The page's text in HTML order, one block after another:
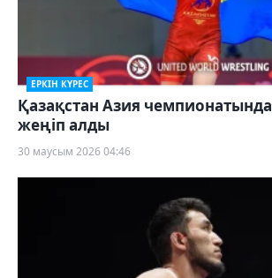
ЕРКІН КҮРЕС
Қазақстан Азия
жеңіп алды
30 маусым 2026 04:46